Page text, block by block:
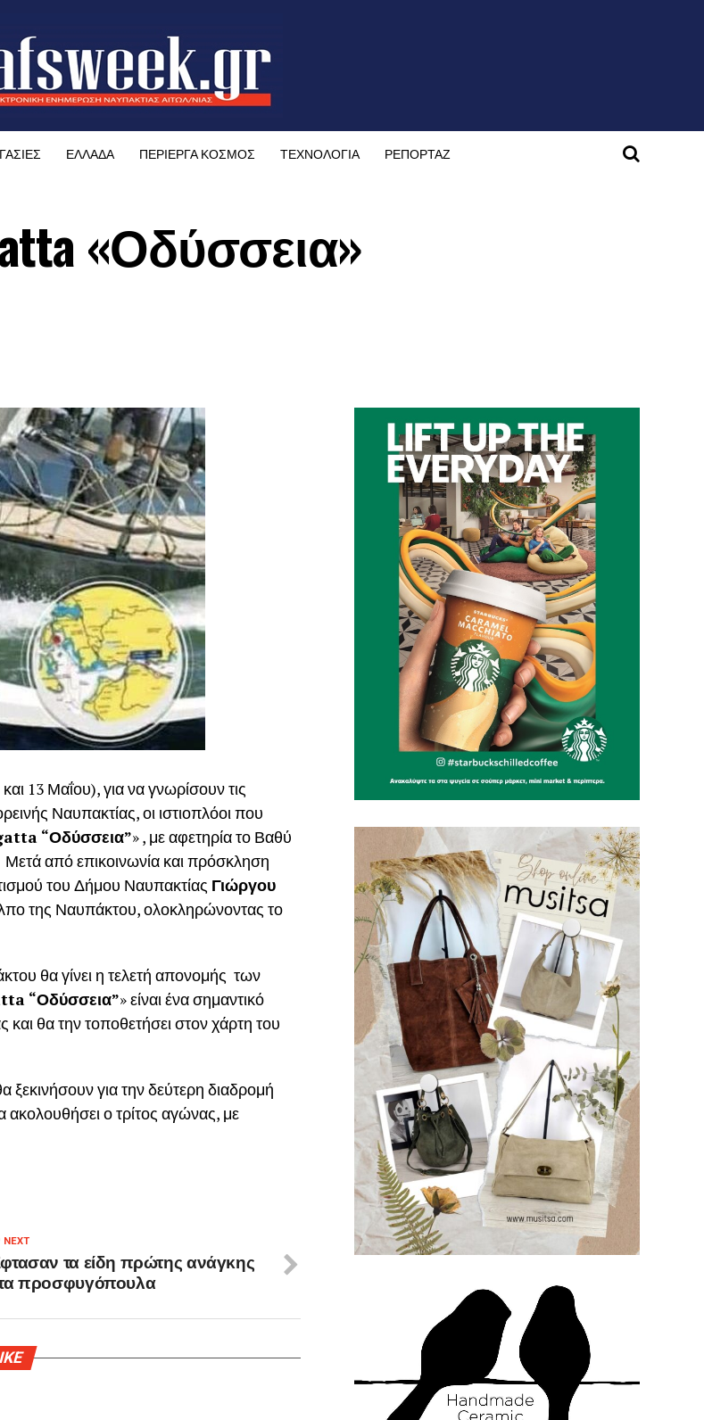
ΕΛΛΑΔΑ ΠΕΡΙΕΡΓΑ ΚΟΣΜΟΣ ΤΕΧΝΟΛΟΓΙΑ ΡΕΠΟΡΤΑΖ
«Οδύσσεια»
13 Μαΐου), για να γνωρίσουν τις
Ναυπακτίας, οι ιστιοπλόοι που
“Οδύσσεια”» , με αφετηρία το Βαθύ
από επικοινωνία και πρόσκληση
του Δήμου Ναυπακτίας Γιώργου
της Ναυπάκτου, ολοκληρώνοντας το
θα γίνει η τελετή απονομής των
“Οδύσσεια”» είναι ένα σημαντικό
και θα την τοποθετήσει στον χάρτη του
για την δεύτερη διαδρομή
ακολουθήσει ο τρίτος αγώνας, με
NEXT
τα είδη πρώτης ανάγκης
προσφυγόπουλα